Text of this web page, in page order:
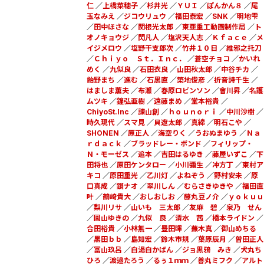
仁／上橋菜穂子／杉井光／ＹＵＩ ／ぽんかん８ ／尾
玉なみえ ／ジコウリュウ ／福田泰宏 ／SNK／明地雫
／田中ほさな／関根光太郎／東亜重工動画制作局 ／ト
オノキョウジ／閃凡人／塩沢天人志／Ｋｆａｃｅ ／メ
イジメロウ ／塩野干支郎次／竹井１０日 ／維邪之托刀
／Ｃｈｉｙｏ Ｓｔ．Ｉｎｃ． ／蒼空チョコ ／かいれ
めく ／九似良／石田衣良／山田秋太郎／中谷チカ ／
飴野まち ／進む ／石黒直／築地俊彦／折音詩千生／
はましま薫夫／布瀬 ／春原ロビンソン／會川昇／名護
ムツキ ／鐘弘亜樹／遠藤まめ ／堂本裕貴／
ChiyoSt.Inc ／諌山創 ／ｈｏｕｎｏｒｉ ／中川沙樹／
時久現代／スマ見／貝遼太郎／真綿／明石こや ／
SHONEN ／原正人／海空りく ／うおぬまゆう ／Ｎａ
ｒｄａｃｋ ／ブラッドレー・ボンド ／フィリップ・
Ｎ・モーゼス ／追本／吉田はるゆき ／藤屋いずこ ／下
田将也／原田ケンタロー ／小川彌生／冲方丁／東村ア
キコ ／原田重光／乙川灯／よねぞう ／野村安未／原
口真成／鏡ナオ ／翠川しん／むらさきゆきや ／福田直
叶／鶴崎貴大／おしおしお／藤丸豆ノ介／ｙｏｋｕｕ
／梨川リサ／山いも 三太郎／友麻 碧 ／泉乃 せん
／園山ゆきの／九似 良／清水 茜／橋本ライドン／
合田裕貴／小林無一／豊田暉／蕪木真／御山めちる
／黒田ｂｂ ／島知宏 ／鈴木市規／葉原辰月 ／曽田正人
／冨山玖呂 ／白湯白かばん／ジョ黒鴉 みき ／犬丸ち
ひろ ／渡邉たろう ／るぅ１ｍｍ／善丸ミフク ／アルト